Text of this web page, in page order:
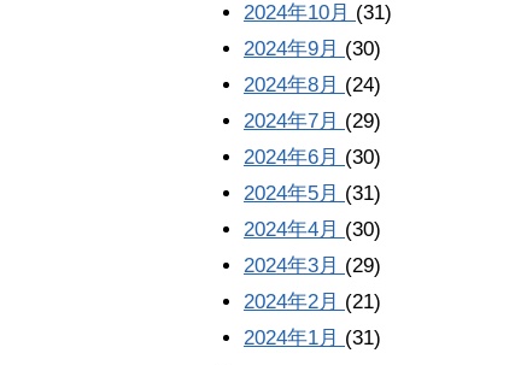
2024年10月 (31)
2024年9月 (30)
2024年8月 (24)
2024年7月 (29)
2024年6月 (30)
2024年5月 (31)
2024年4月 (30)
2024年3月 (29)
2024年2月 (21)
2024年1月 (31)